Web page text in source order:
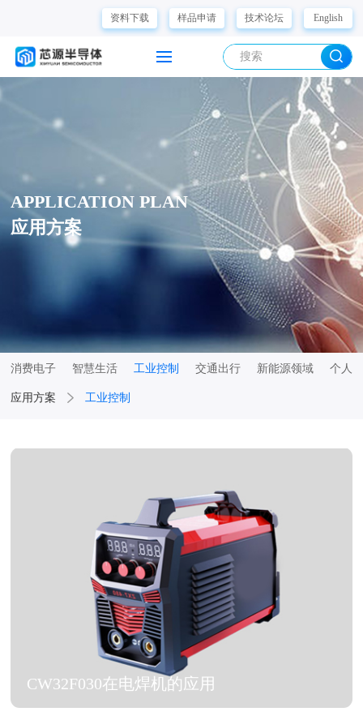
资料下载 样品申请 技术论坛 English
APPLICATION PLAN
应用方案
应用方案 工业控制
消费电子 智慧生活 工业控制 交通出行 新能源领域 个人
CW32F030在电焊机的应用